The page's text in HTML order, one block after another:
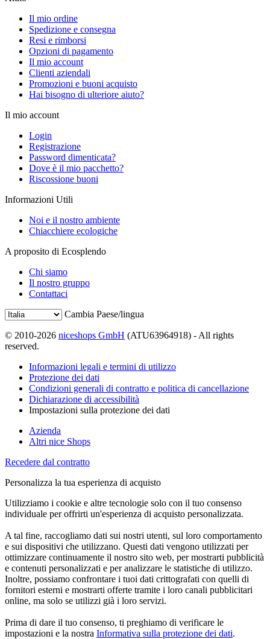
Il mio ordine
Spedizione e consegna
Resi e rimborsi
Opzioni di pagamento
Il mio account
Clienti aziendali
Promozioni e buoni acquisto
Hai bisogno di ulteriore aiuto?
Il mio account
Login
Registrazione
Password dimenticata?
Dove è il mio pacchetto?
Riscossione buoni
Informazioni Utili
Noi e il nostro ambiente
Chiacchiere ecologiche
A proposito di Ecosplendo
Chi siamo
Il nostro gruppo
Contattaci
Cambia Paese/lingua
© 2010-2026 niceshops GmbH (ATU63964918) - All rights
reserved.
Informazioni legali e termini di utilizzo
Protezione dei dati
Condizioni generali di contratto e politica di cancellazione
Dichiarazione di accessibilità
Impostazioni sulla protezione dei dati
Azienda
Altri nice Shops
Recedere dal contratto
Personalizza la tua esperienza di acquisto
Utilizziamo i cookie e altre tecnologie solo con il tuo consenso
individuale per offrirti un'esperienza di acquisto personalizzata.
A tal fine, raccogliamo dati sui nostri utenti, sul loro comportamento
e sui dispositivi che utilizzano. Questi dati vengono utilizzati per
ottimizzare continuamente il nostro sito web, per mostrarti pubblicità
e contenuti personalizzati e per analizzare le statistiche di utilizzo.
Inoltre, possiamo confrontare i tuoi dati crittografati con quelli di
fornitori esterni e mostrarti offerte tramite i loro canali pubblicitari
online, ma solo se utilizzi già i loro servizi.
Prima di dare il tuo consenso, ti preghiamo di verificare le
impostazioni e la nostra Informativa sulla protezione dei dati.